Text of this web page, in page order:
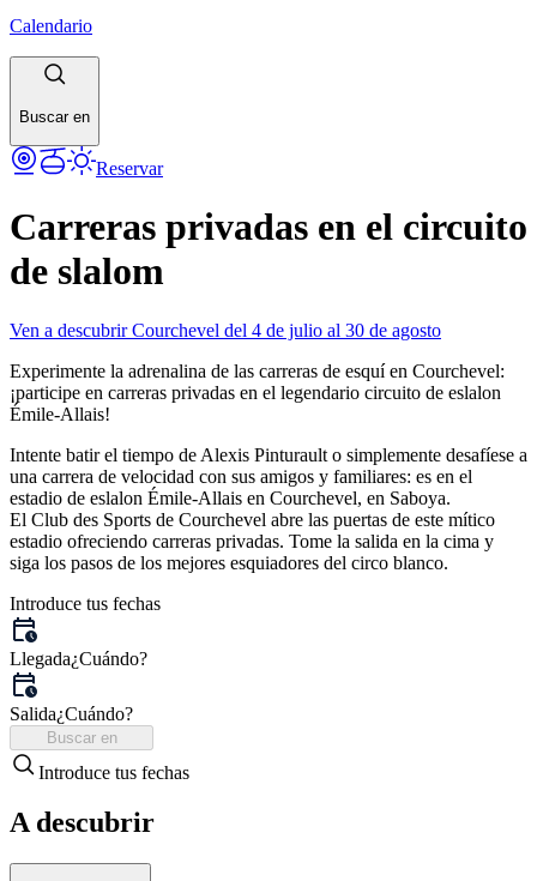
Calendario
Buscar en
Reservar
Carreras privadas en el circuito
de slalom
Ven a descubrir Courchevel del 4 de julio al 30 de agosto
Experimente la adrenalina de las carreras de esquí en Courchevel:
¡participe en carreras privadas en el legendario circuito de eslalon
Émile-Allais!
Intente batir el tiempo de Alexis Pinturault o simplemente desafíese a
una carrera de velocidad con sus amigos y familiares: es en el
estadio de eslalon Émile-Allais en Courchevel, en Saboya.
El Club des Sports de Courchevel abre las puertas de este mítico
estadio ofreciendo carreras privadas. Tome la salida en la cima y
siga los pasos de los mejores esquiadores del circo blanco.
Introduce tus fechas
Llegada¿Cuándo?
Salida¿Cuándo?
Buscar en
Introduce tus fechas
A descubrir